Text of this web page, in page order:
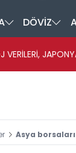
DÖVİZ
VERİLERİ,
Asya